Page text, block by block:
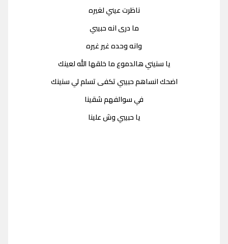
ناظرت عيني لغيره
ما درى انه حبيبي
وانه وحده غير غيره
يا سنيني هالدموع ما خلقها الله لعينك
اضحك انساهم حبيبي تكفى تسلم لي سنينك
في سوالفهم شقينا
يا حبيبي وش علينا